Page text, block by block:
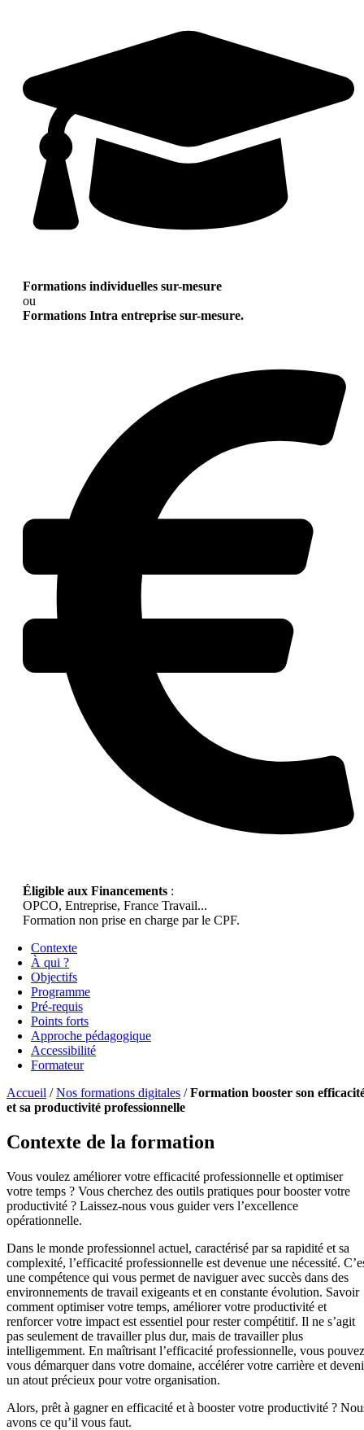
Formations individuelles sur-mesure
ou
Formations Intra entreprise sur-mesure.
Éligible aux Financements :
OPCO, Entreprise, France Travail...
Formation non prise en charge par le CPF.
Contexte
À qui ?
Objectifs
Programme
Pré-requis
Points forts
Approche pédagogique
Accessibilité
Formateur
Accueil /Nos formations digitales /Formation booster son
et sa productivité professionnelle
Contexte de la formation
Vous voulez améliorer votre efficacité professionnelle et optimiser
votre temps ? Vous cherchez des outils pratiques pour booster votre
productivité ? Laissez-nous vous guider vers l’excellence
opérationnelle.
Dans le monde professionnel actuel, caractérisé par sa rapidité et sa
complexité, l’efficacité professionnelle est devenue une nécessité.
une compétence qui vous permet de naviguer avec succès dans des
environnements de travail exigeants et en constante évolution. Savoir
comment optimiser votre temps, améliorer votre productivité et
renforcer votre impact est essentiel pour rester compétitif. Il ne s’agit
pas seulement de travailler plus dur, mais de travailler plus
intelligemment. En maîtrisant l’efficacité professionnelle, vous pouvez
vous démarquer dans votre domaine, accélérer votre carrière et
un atout précieux pour votre organisation.
Alors, prêt à gagner en efficacité et à booster votre productivité ?
avons ce qu’il vous faut.